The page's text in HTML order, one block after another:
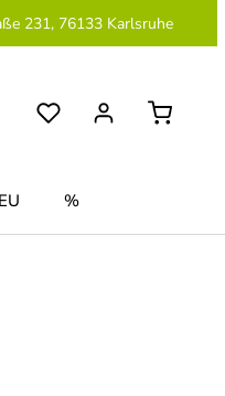
231, 76133 Karlsruhe
%